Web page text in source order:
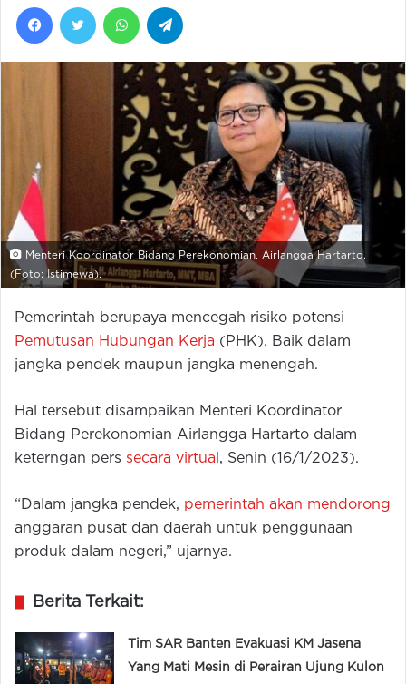
FacebookTwitter WhatsApp
Menteri Koordinator Bidang Perekonomian, Airlangga Hartarto.
(Foto: Istimewa).
Pemerintah berupaya mencegah risiko potensi
Pemutusan Hubungan Kerja (PHK). Baik dalam
jangka pendek maupun jangka menengah.
Hal tersebut disampaikan Menteri Koordinator
Bidang Perekonomian Airlangga Hartarto dalam
keterngan pers secara virtual , Senin (16/1/2023).
“Dalam jangka pendek, pemerintah akan mendorong
anggaran pusat dan daerah untuk penggunaan
produk dalam negeri,” ujarnya.
Berita Terkait:
Tim SAR Banten Evakuasi KM Jasena
Yang Mati Mesin di Perairan Ujung Kulon